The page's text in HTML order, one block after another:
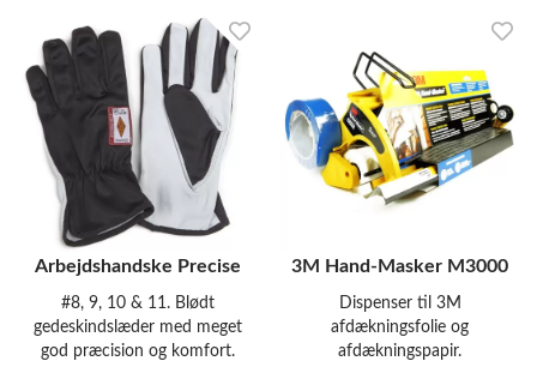
Arbejdshandske Precise
#8, 9, 10 & 11. Blødt
gedeskindslæder med meget
god præcision og komfort.
3M Hand-Masker M3000
Dispenser til 3M
afdækningsfolie og
afdækningspapir.